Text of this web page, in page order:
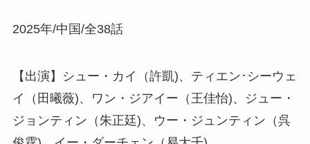
2025年/中国/全38話
【出演】シュー・カイ（許凱)、ティエン･シーウェ
イ（田曦薇)、ワン・ジアイー（王佳怡)、ジュー・
ジョンティン（朱正廷)、ウー・ジュンティン（呉